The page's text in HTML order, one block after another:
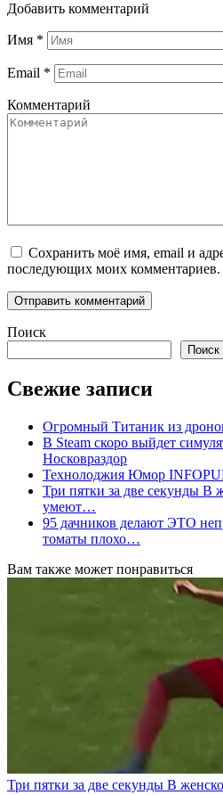
Добавить комментарий
Имя *
Email *
Комментарий
Сохранить моё имя, email и
последующих моих комментариев.
Поиск
Поиск
Свежие записи
Огромный Титаник из
В Steam скоро выйдет
Носковраздор
Технолоджия Юмор
Три пятки за две секунды В
умеют…
95 дачников делают ЭТО
томаты плохо…
Вам также может понравиться
Три пятки за две секунды В